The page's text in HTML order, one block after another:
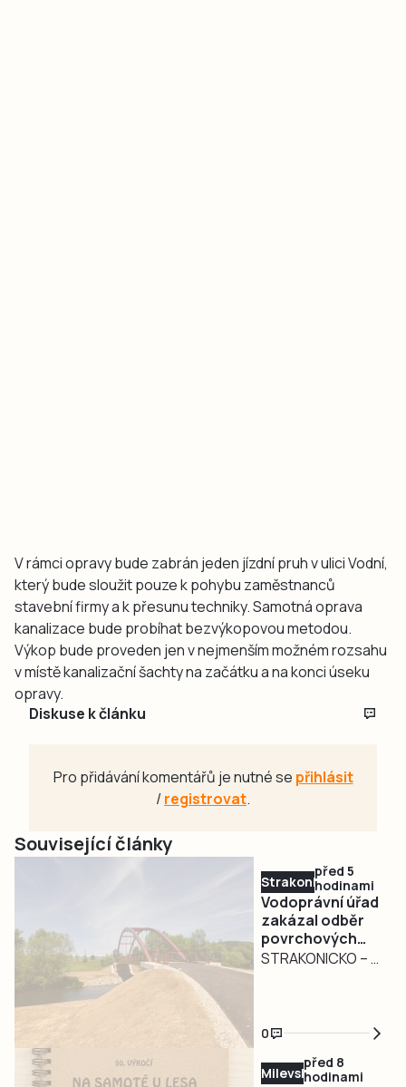
V rámci opravy bude zabrán jeden jízdní pruh v ulici Vodní,
který bude sloužit pouze k pohybu zaměstnanců
stavební firmy a k přesunu techniky. Samotná oprava
kanalizace bude probíhat bezvýkopovou metodou.
Výkop bude proveden jen v nejmenším možném rozsahu
v místě kanalizační šachty na začátku a na konci úseku
opravy.
Diskuse k článku
Pro přidávání komentářů je nutné se přihlásit
/registrovat.
Související články
Strakonicko
před 5
hodinami
Vodoprávní úřad
zakázal odběr
povrchových
vod na
STRAKONICKO – V
hydrologické
podmínky vydal
Městský úřad
0
Milevsko
před 8
hodinami